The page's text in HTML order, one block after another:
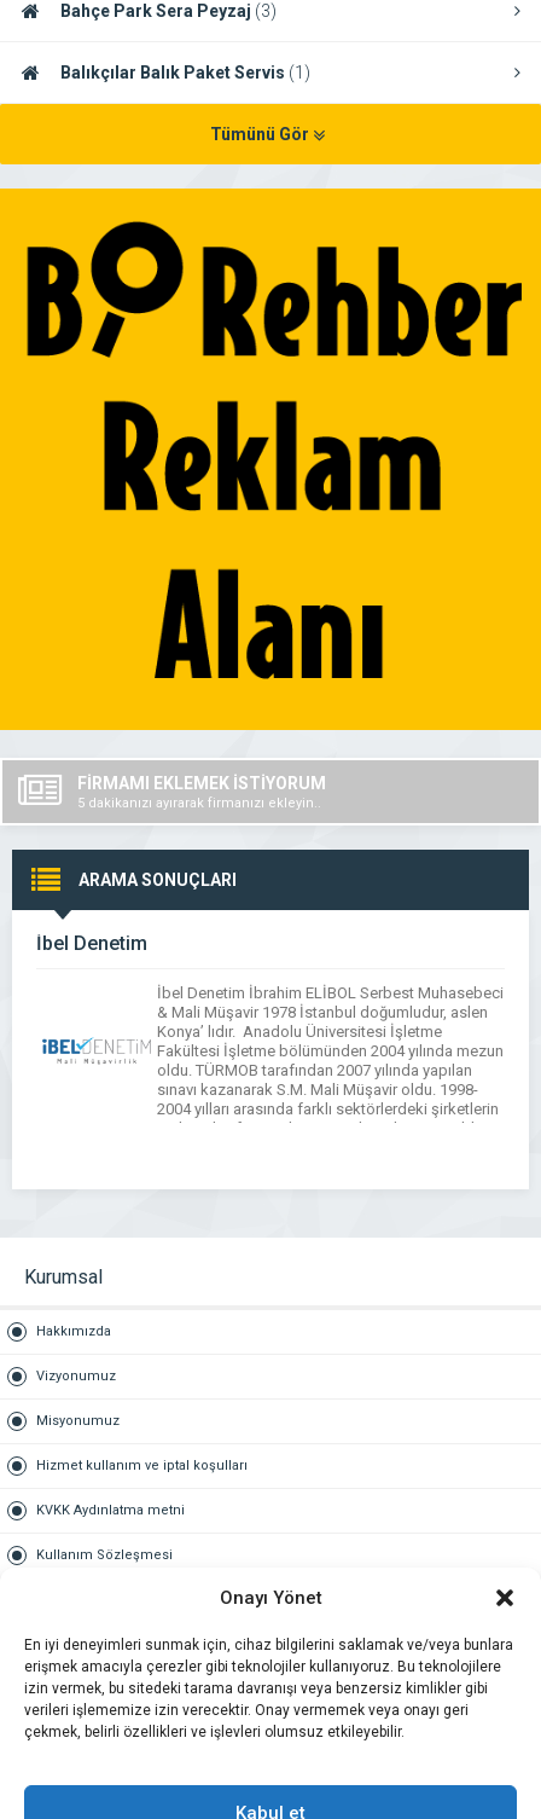
Onayı Yönet
En iyi deneyimleri sunmak için, cihaz bilgilerini saklamak ve/veya bunlara
erişmek amacıyla çerezler gibi teknolojiler kullanıyoruz. Bu teknolojilere
izin vermek, bu sitedeki tarama davranışı veya benzersiz kimlikler gibi
verileri işlememize izin verecektir. Onay vermemek veya onayı geri
çekmek, belirli özellikleri ve işlevleri olumsuz etkileyebilir.
Kabul et
Bahçe Park Sera Peyzaj (3)
Balıkçılar Balık Paket Servis (1)
Tümünü Gör
FİRMAMI EKLEMEK İSTİYORUM
5 dakikanızı ayırarak firmanızı ekleyin..
ARAMA SONUÇLARI
İbel Denetim
İbel Denetim İbrahim ELİBOL Serbest Muhasebeci
& Mali Müşavir 1978 İstanbul doğumludur, aslen
Konya’ lıdır. Anadolu Üniversitesi İşletme
Fakültesi İşletme bölümünden 2004 yılında mezun
oldu. TÜRMOB tarafından 2007 yılında yapılan
sınavı kazanarak S.M. Mali Müşavir oldu. 1998-
2004 yılları arasında farklı sektörlerdeki şirketlerin
muhasebe-finans departmanlarında görev aldı,
Kurumsal
Hakkımızda
Vizyonumuz
Misyonumuz
Hizmet kullanım ve iptal koşulları
KVKK Aydınlatma metni
Kullanım Sözleşmesi
Gold üyelik nedir
Kariyer